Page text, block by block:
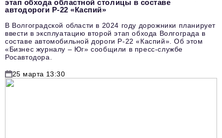
этап обхода областной столицы в составе
автодороги Р-22 «Каспий»
В Волгоградской области в 2024 году дорожники планирует
ввести в эксплуатацию второй этап обхода Волгограда в
составе автомобильной дороги Р-22 «Каспий». Об этом
«Бизнес журналу – Юг» сообщили в пресс-службе
Росавтодора.
25 марта 13:30